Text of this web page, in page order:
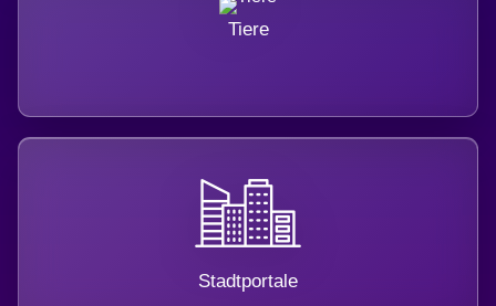
Tiere
Stadtportale